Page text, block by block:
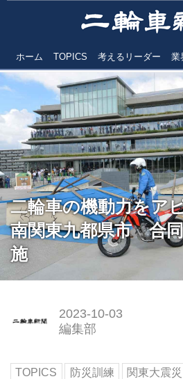
ホーム TOPICS 考えるリーダー 業
二輪車の機動力をア
南関東九都県市 合
施
2023-10-03
編集部
TOPICS 防災訓練 関東大震災